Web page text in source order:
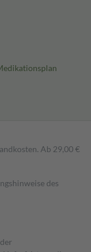
Ab 29,00 €
des